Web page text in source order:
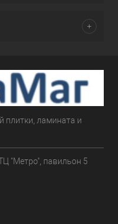
плитки, ламината и
"Метро", павильон 5